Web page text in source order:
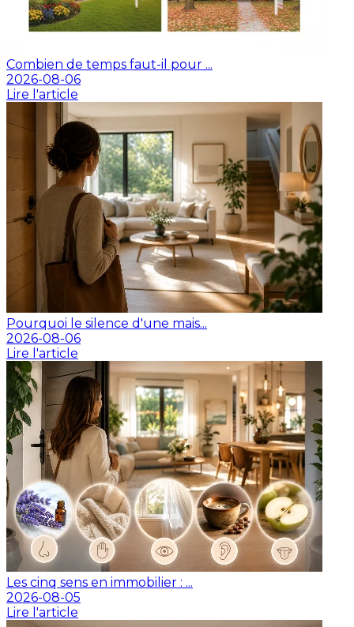
Combien de temps faut-il pour ...
2026-08-06
Lire l'article
Pourquoi le silence d'une mais...
2026-08-06
Lire l'article
Les cinq sens en immobilier : ...
2026-08-05
Lire l'article